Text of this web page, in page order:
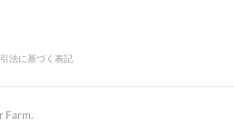
法に基づく表記
Farm.